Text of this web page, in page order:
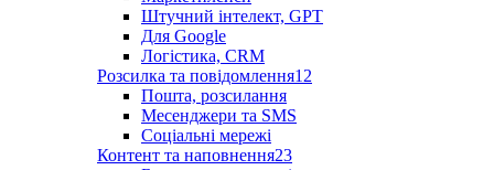
Штучний інтелект, GPT
Для Google
Логістика, CRM
Розсилка та повідомлення12
Пошта, розсилання
Месенджери та SMS
Соціальні мережі
Контент та наповнення23